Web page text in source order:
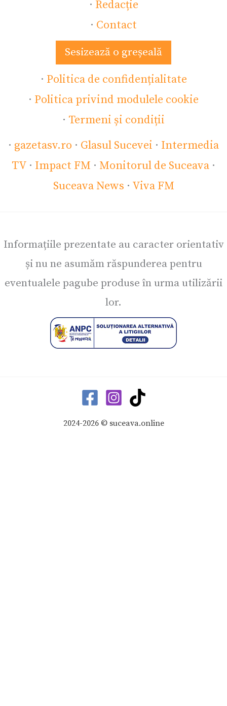
· Redacție
· Contact
Sesizează o greșeală
· Politica de confidențialitate
· Politica privind modulele cookie
· Termeni și condiții
· gazetasv.ro · Glasul Sucevei · Intermedia
TV · Impact FM · Monitorul de Suceava ·
Suceava News · Viva FM
Informațiile prezentate au caracter orientativ
și nu ne asumăm răspunderea pentru
eventualele pagube produse în urma utilizării
lor.
2024-2026 © suceava.online